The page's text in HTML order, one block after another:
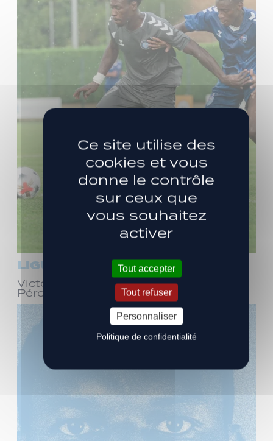
LIGUE 3
Victoire face à Bourg-en-Bresse
Péronnas (1-0)
Ce site utilise des
cookies et vous
donne le contrôle
sur ceux que
vous souhaitez
activer
Tout accepter
Tout refuser
Personnaliser
Politique de confidentialité